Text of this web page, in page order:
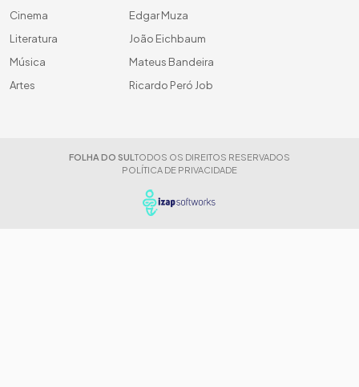
Cinema
Literatura
Música
Artes
Edgar Muza
João Eichbaum
Mateus Bandeira
Ricardo Peró Job
FOLHA DO SUL TODOS OS DIREITOS RESERVADOS
POLÍTICA DE PRIVACIDADE